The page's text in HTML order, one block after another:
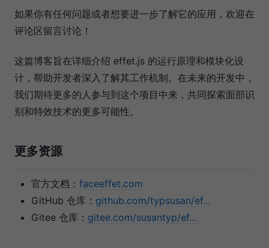
如果你有任何问题或者想要进一步了解它的应用，欢迎在
评论区留言讨论！
这篇博客旨在详细介绍 effet.js 的运行原理和模块化设
计，帮助开发者深入了解其工作机制。在未来的开发中，
我们期待更多的人参与到这个项目中来，共同探索面部识
别和特效技术的更多可能性。
更多资源
官方文档： faceeffet.com
GitHub 仓库： github.com/typsusan/ef…
Gitee 仓库： gitee.com/susantyp/ef…